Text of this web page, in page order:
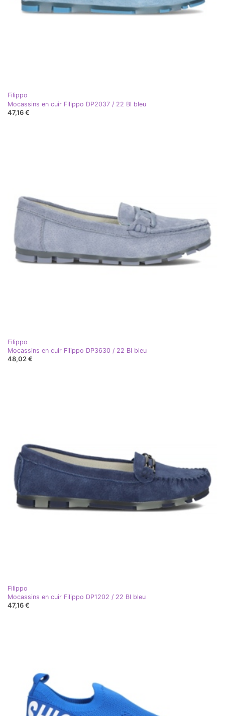
Filippo
Mocassins en cuir Filippo DP2037 / 22 Bl bleu
47,16 €
Filippo
Mocassins en cuir Filippo DP3630 / 22 Bl bleu
48,02 €
Filippo
Mocassins en cuir Filippo DP1202 / 22 Bl bleu
47,16 €